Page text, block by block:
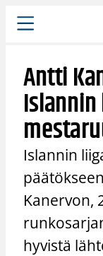
Siirry
sisältöön
Antti
Islannin
Kanervon,
hyvistä